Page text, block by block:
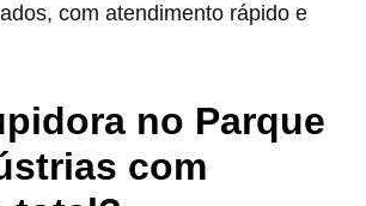
com atendimento rápido e
no Parque
com